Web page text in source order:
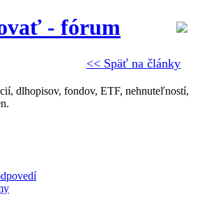
<< Späť na články
- fórum
dlhopisov, fondov, ETF, nehnuteľností,